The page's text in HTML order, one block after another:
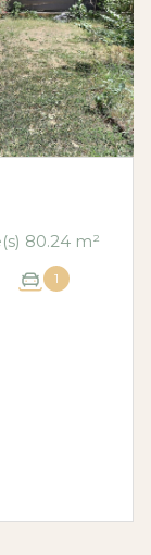
Rez de jardin 3 pièce(s) 2 chambre(s) 80.24 m²
1